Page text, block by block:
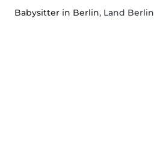
Babysitter in Berlin, Land Berlin